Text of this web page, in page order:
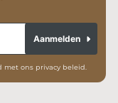
ons privacy beleid.
Aanmelden